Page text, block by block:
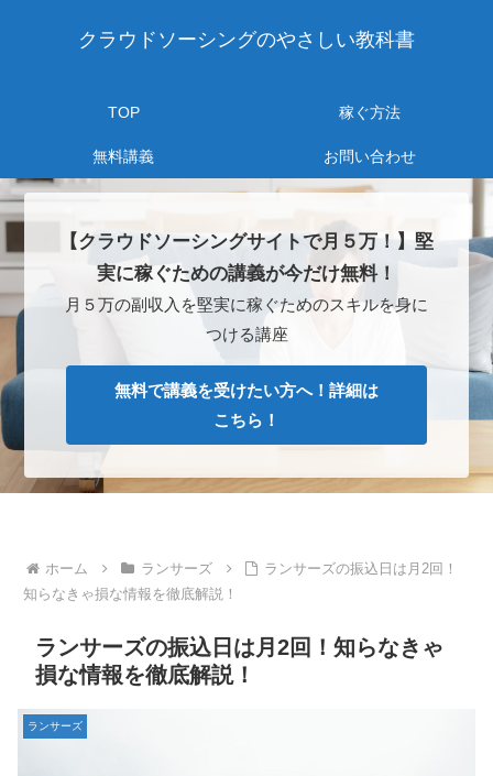
クラウドソーシングのやさしい教科書
TOP 稼ぐ方法
無料講義 お問い合わせ
【クラウドソーシングサイトで月５万！】堅
実に稼ぐための講義が今だけ無料！
月５万の副収入を堅実に稼ぐためのスキルを身に
つける講座
無料で講義を受けたい方へ！詳細は
こちら！
ホーム ランサーズ
ランサーズの振込日は月2回！
知らなきゃ損な情報を徹底解説！
ランサーズの振込日は月2回！知らなきゃ
損な情報を徹底解説！
ランサーズ